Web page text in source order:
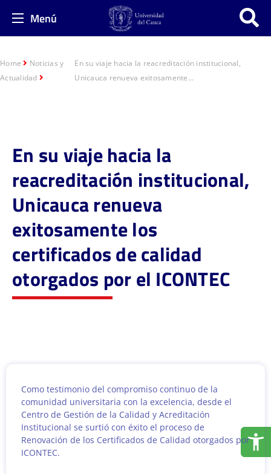
Menú
Home
Noticias y
Actualidad
En su viaje hacia la reacreditación institucional,
Unicauca renueva exitosamente...
En su viaje hacia la
reacreditación institucional,
Unicauca renueva
exitosamente los
certificados de calidad
otorgados por el ICONTEC
Como testimonio del compromiso continuo de la
comunidad universitaria con la excelencia, desde el
Centro de Gestión de la Calidad y Acreditación
Institucional se surtió con éxito el proceso de
Renovación de los Certificados de Calidad otorgados por
ICONTEC.